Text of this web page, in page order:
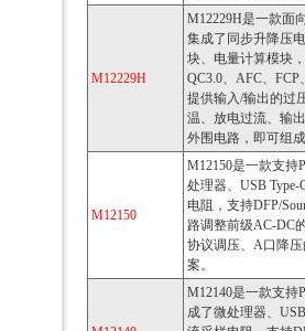
M12229H
M12229H是一款面
集成了同步升降压
块、电量计算模块
QC3.0、AFC、
提供输入/输出的过
温、放电过流、输
外围电路，即可组
M12150
M12150是一款支持
处理器、USB
电阻，支持DFP/
路调整前级AC-DC
协议调压、A口降
案。
M12140是一款支持
成了微处理器、